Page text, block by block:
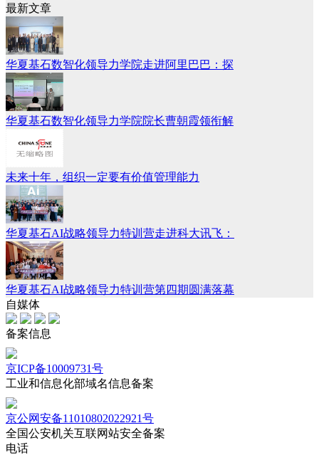
最新文章
华夏基石数智化领导力学院走进阿里巴巴：探
华夏基石数智化领导力学院院长曹朝霞领衔解
未来十年，组织一定要有价值管理能力
华夏基石AI战略领导力特训营走进科大讯飞：
华夏基石AI战略领导力特训营第四期圆满落幕
自媒体
备案信息
京ICP备10009731号
工业和信息化部域名信息备案
京公网安备11010802022921号
全国公安机关互联网站安全备案
电话